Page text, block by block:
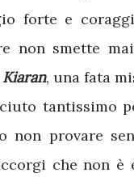
forte e
non smette
Kiaran, una fata
tantissimo
non provare
che non è